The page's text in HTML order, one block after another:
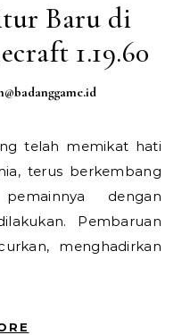
Baru di
1.19.60
terus berkembang
dengan
Pembaruan
menghadirkan